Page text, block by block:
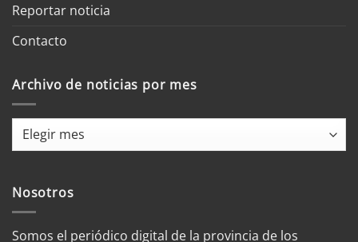
Reportar noticia
Contacto
Archivo de noticias por mes
Archivo
mes
Nosotros
Somos el periódico digital de la provincia de los